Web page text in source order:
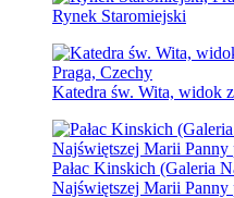
Rynek Staromiejski
Katedra św. Wita, widok
Pałac Kinskich (Galeria
Najświętszej Marii Panny